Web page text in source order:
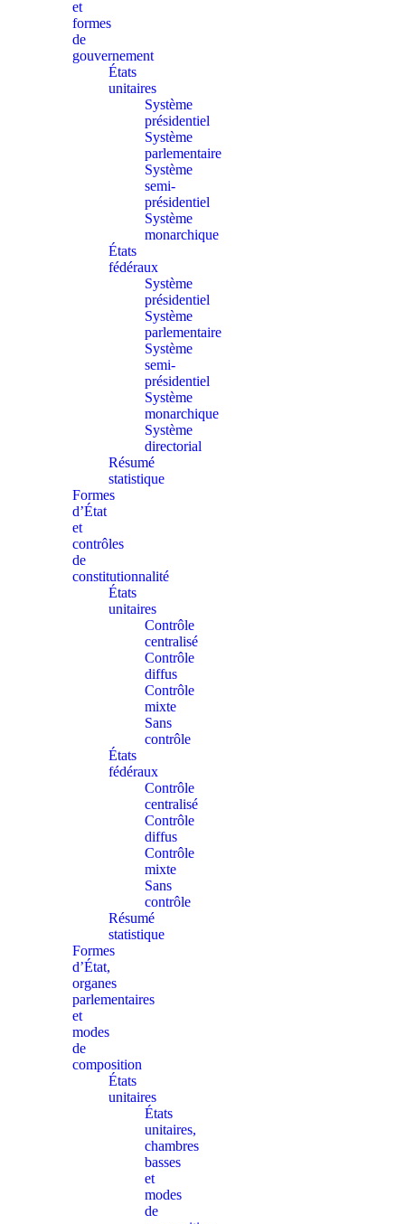
et
formes
de
gouvernement
États
unitaires
Système
présidentiel
Système
parlementaire
Système
semi-
présidentiel
Système
monarchique
États
fédéraux
Système
présidentiel
Système
parlementaire
Système
semi-
présidentiel
Système
monarchique
Système
directorial
Résumé
statistique
Formes
d’État
et
contrôles
de
constitutionnalité
États
unitaires
Contrôle
centralisé
Contrôle
diffus
Contrôle
mixte
Sans
contrôle
États
fédéraux
Contrôle
centralisé
Contrôle
diffus
Contrôle
mixte
Sans
contrôle
Résumé
statistique
Formes
d’État,
organes
parlementaires
et
modes
de
composition
États
unitaires
États
unitaires,
chambres
basses
et
modes
de